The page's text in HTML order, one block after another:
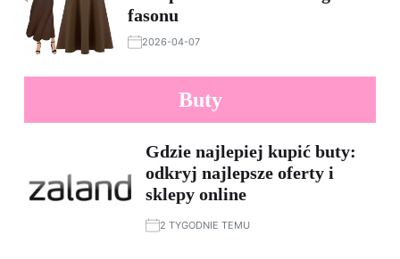
fasonu
2026-04-07
Buty
Gdzie najlepiej kupić buty:
odkryj najlepsze oferty i
sklepy online
2 TYGODNIE TEMU